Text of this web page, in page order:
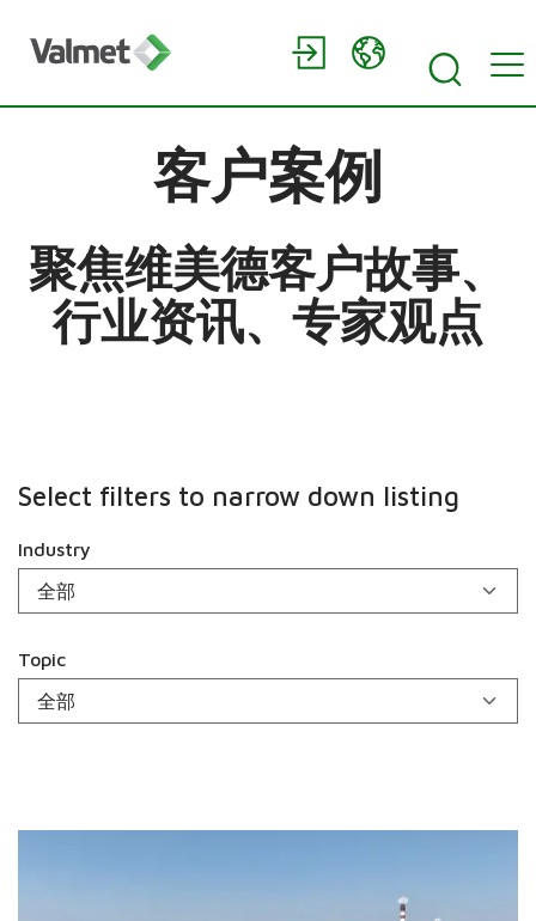
客户案例
聚焦维美德客户故事、
行业资讯、专家观点
Select filters to narrow down listing
Industry
Topic